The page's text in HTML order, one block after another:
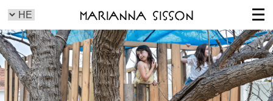
Marianna Sisson